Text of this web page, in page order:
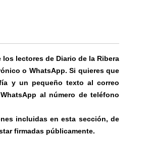
lectores de Diario de la Ribera
o WhatsApp. Si quieres que
y un pequeño texto al correo
al número de teléfono
incluidas en esta sección, de
firmadas públicamente.